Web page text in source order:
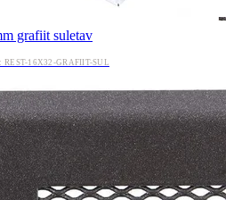
grafiit suletav
REST-16X32-GRAFIIT-SUL
kaminasalong
2, 11317, Tallinn
677 6977